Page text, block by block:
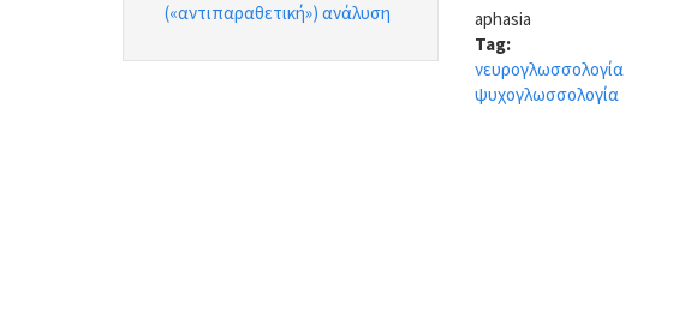
(«αντιπαραθετική») ανάλυση
aphasia
Tag:
νευρογλωσσολογία
ψυχογλωσσολογία